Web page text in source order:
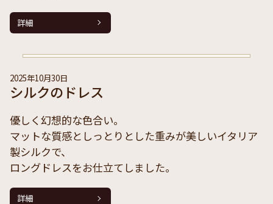
詳細
2025年10月30日
シルクのドレス
優しく幻想的な色合い。
マットな質感としっとりとした重みが美しいイタリア
製シルクで、
ロングドレスをお仕立てしました。
詳細